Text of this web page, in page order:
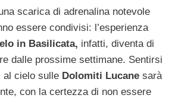
scarica di adrenalina notevole
essere condivisi: l’esperienza
in Basilicata, infatti, diventa di
dalle prossime settimane. Sentirsi
al cielo sulle Dolomiti Lucane sarà
con la certezza di non essere